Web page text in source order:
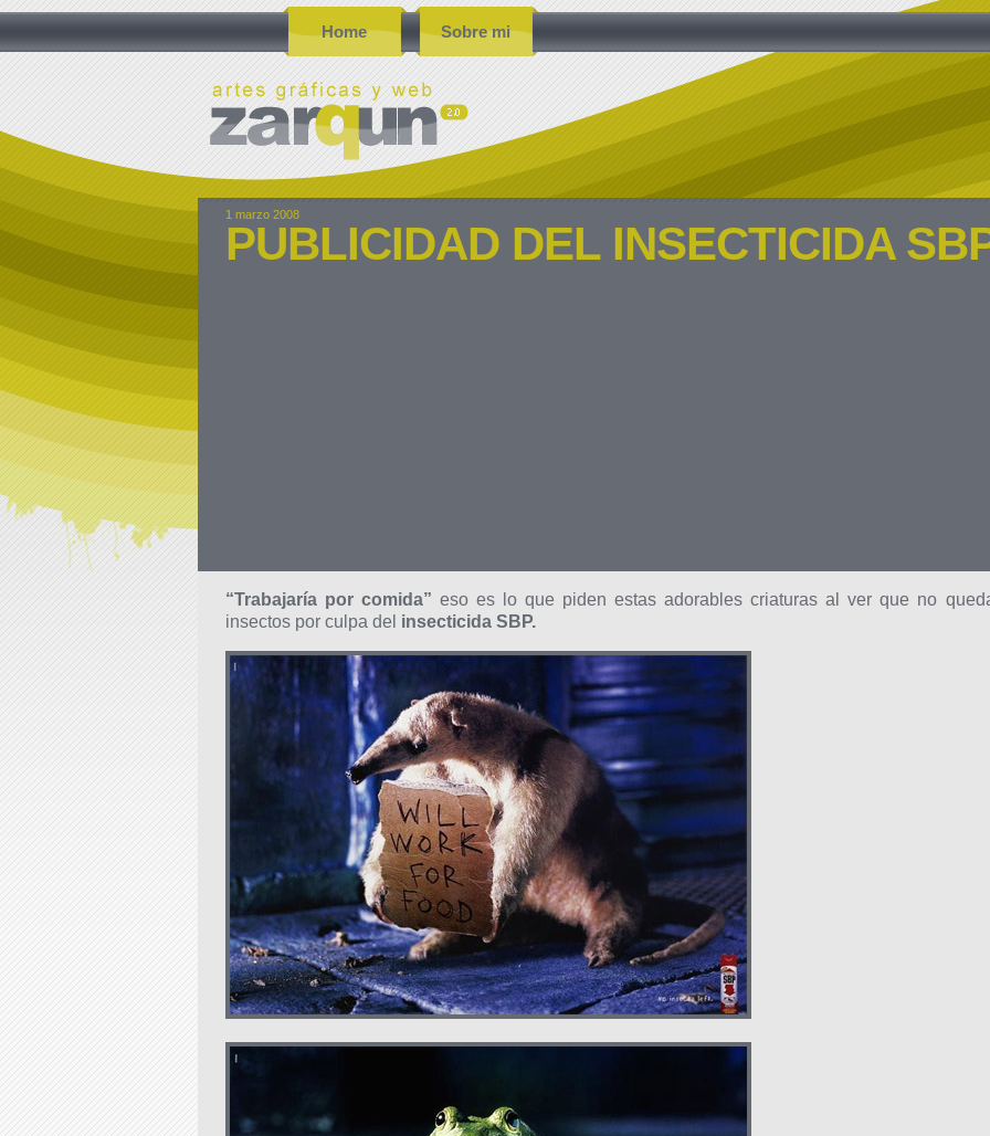
Home Sobre mi
1 marzo 2008
PUBLICIDAD DEL INSECTICIDA
“Trabajaría por comida” eso es lo que piden estas adorables criaturas al ver que no
insectos por culpa del insecticida SBP.